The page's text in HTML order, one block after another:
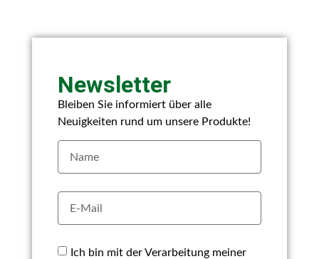
Newsletter
Bleiben Sie informiert über alle
Neuigkeiten rund um unsere Produkte!
Ich bin mit der Verarbeitung meiner